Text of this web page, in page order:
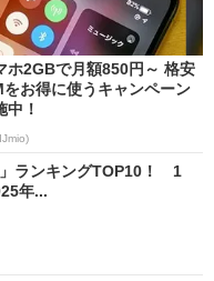
ホ2GBで月額850円～ 格安
をお得に使うキャンペーン
中！
」ランキングTOP10！ 1
年...